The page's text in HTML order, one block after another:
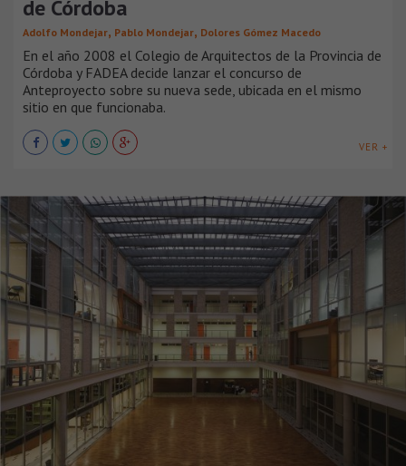
de Córdoba
Adolfo Mondejar, Pablo Mondejar, Dolores Gómez Macedo
En el año 2008 el Colegio de Arquitectos de la Provincia de
Córdoba y FADEA decide lanzar el concurso de
Anteproyecto sobre su nueva sede, ubicada en el mismo
sitio en que funcionaba.
VER +